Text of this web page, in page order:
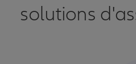
solutions